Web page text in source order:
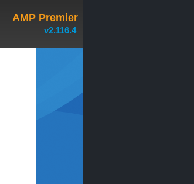
AMP Premier
v2.116.4